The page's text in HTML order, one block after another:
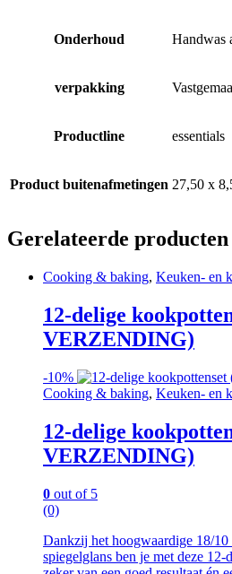
Onderhoud Handwas
verpakking
Productline essentials
Product buitenafmetingen 27,50 x
Gerelateerde producten
Cooking & baking, Keuken- en
12-delige
VERZENDING)
-10%
Cooking & baking, Keuken- en
12-delige
VERZENDING)
0 out of 5
(0)
Dankzij het hoogwaardige 18/
spiegelglans ben je met deze 12-